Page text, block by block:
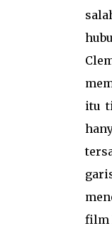
itu
film